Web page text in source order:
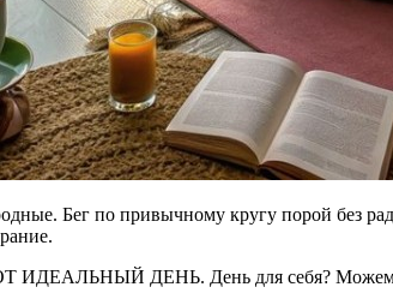
Бег по привычному кругу порой без
ИДЕАЛЬНЫЙ ДЕНЬ. День для себя? Можем ли